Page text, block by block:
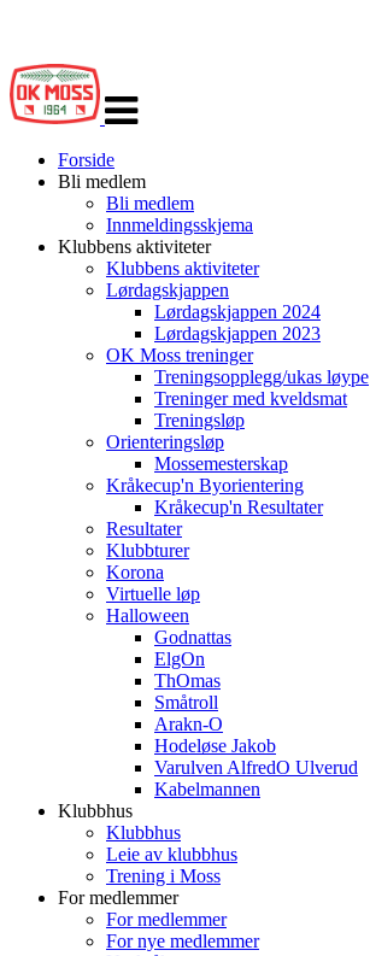
navigasjon
Forside
Bli medlem
Bli medlem
Innmeldingsskjema
Klubbens aktiviteter
Klubbens aktiviteter
Lørdagskjappen
Lørdagskjappen 2024
Lørdagskjappen 2023
OK Moss treninger
Treningsopplegg/ukas løype
Treninger med kveldsmat
Treningsløp
Orienteringsløp
Mossemesterskap
Kråkecup'n Byorientering
Kråkecup'n Resultater
Resultater
Klubbturer
Korona
Virtuelle løp
Halloween
Godnattas
ElgOn
ThOmas
Småtroll
Arakn-O
Hodeløse Jakob
Varulven AlfredO Ulverud
Kabelmannen
Klubbhus
Klubbhus
Leie av klubbhus
Trening i Moss
For medlemmer
For medlemmer
For nye medlemmer